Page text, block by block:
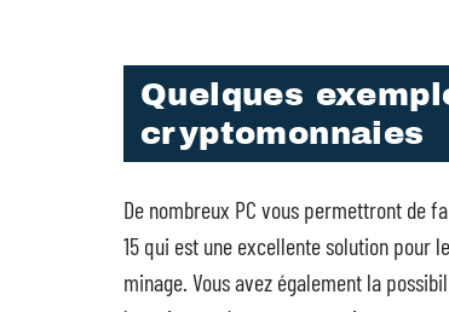
Quelques
cryptomonnaies
De nombreux PC vous permettront de
15 qui est une excellente solution pour
minage. Vous avez également la